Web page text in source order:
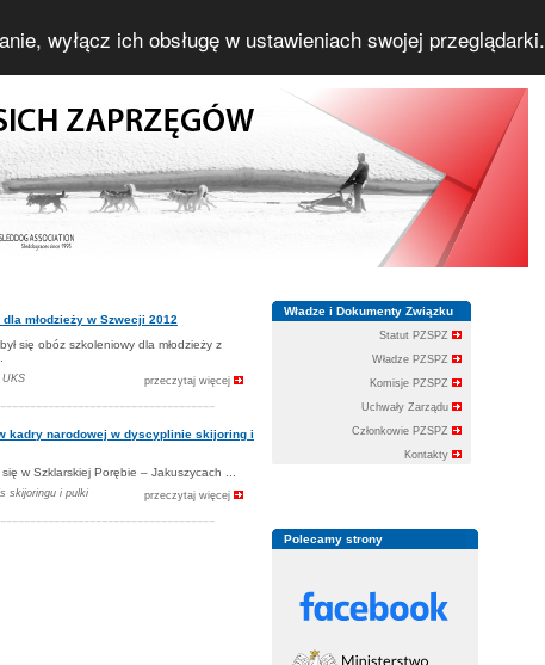
wyłącz ich obsługę w ustawieniach swojej przeglądarki.
młodzieży w Szwecji 2012
się obóz szkoleniowy dla młodzieży z
UKS przeczytaj więcej
kadry narodowej w dyscyplinie skijoring i
w Szklarskiej Porębie – Jakuszycach ...
skijoringu i pulki przeczytaj więcej
Władze i Dokumenty Związku
Statut PZSPZ
Władze PZSPZ
Komisje PZSPZ
Uchwały Zarządu
Członkowie PZSPZ
Kontakty
Polecamy strony